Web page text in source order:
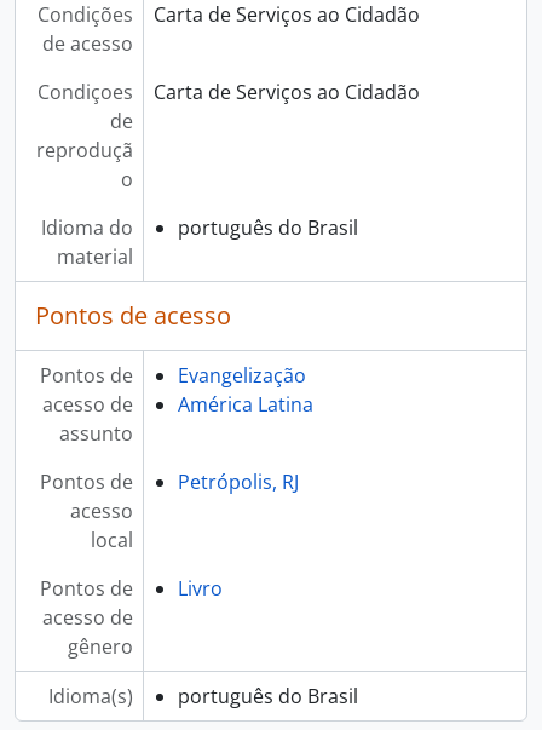
Condições
de acesso
Carta de Serviços ao Cidadão
Condiçoes
de
reproduçã
o
Carta de Serviços ao Cidadão
Idioma do
material
português do Brasil
Pontos de acesso
Pontos de
acesso de
assunto
Evangelização
América Latina
Pontos de
acesso
local
Petrópolis, RJ
Pontos de
acesso de
gênero
Livro
Idioma(s) português do Brasil